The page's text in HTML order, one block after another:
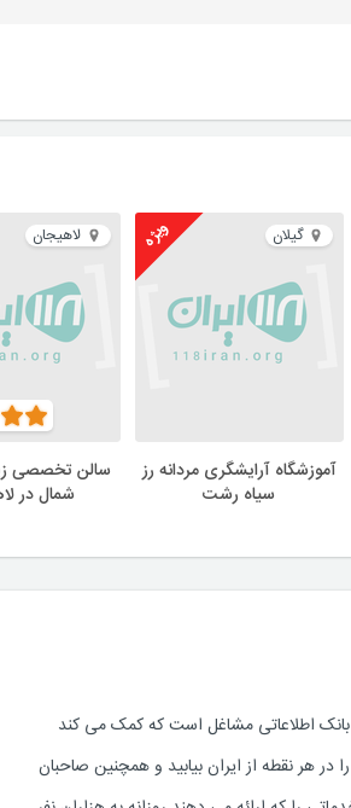
گیلان ویژه
آموزشگاه آرایشگری مردانه رز
سیاه رشت
لاهیجان
سالن تخصصی
شمال در
بانک اطلاعاتی مشاغل است که کمک می کند
در هر نقطه از ایران بیابید و همچنین صاحبان